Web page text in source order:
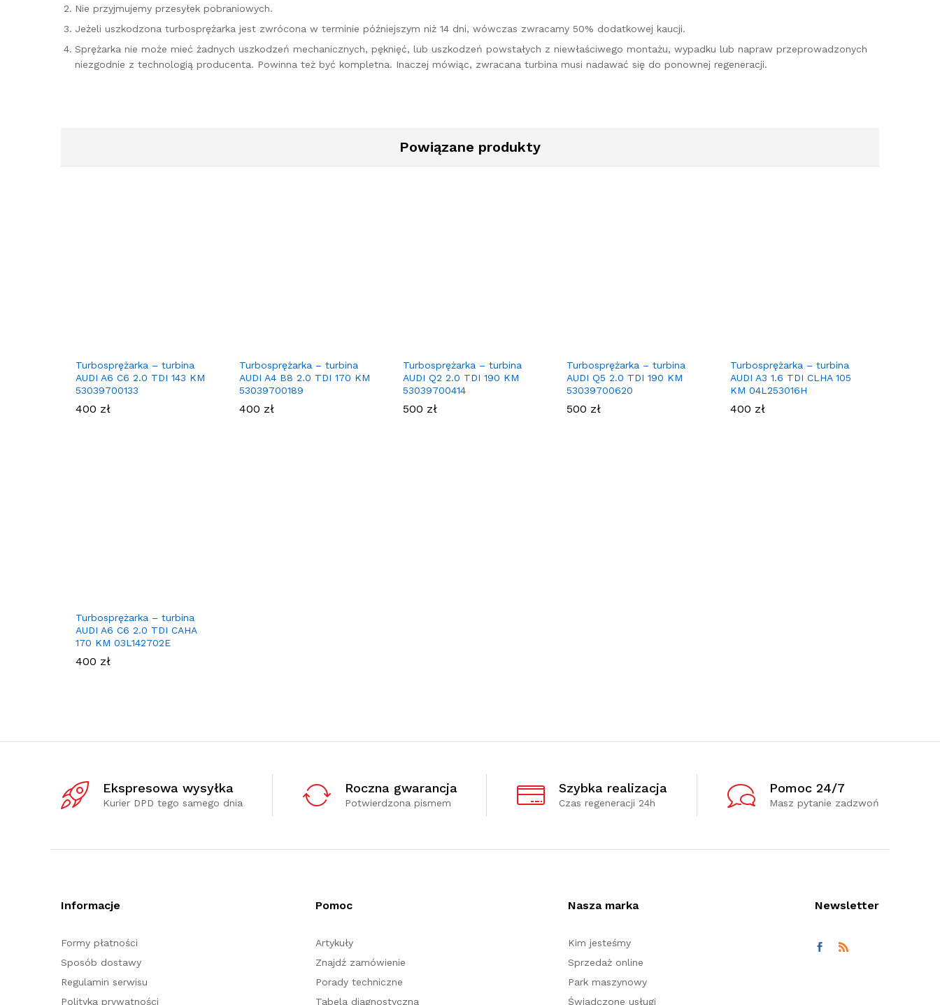
Nie przyjmujemy przesyłek pobraniowych.
Jeżeli uszkodzona turbosprężarka jest zwrócona w terminie późniejszym niż 14 dni, wówczas zwracamy 50% dodatkowej kaucji.
Sprężarka nie może mieć żadnych uszkodzeń mechanicznych, pęknięć, lub uszkodzeń powstałych z niewłaściwego montażu, wypadku lub napraw przeprowadzonych
niezgodnie z technologią producenta. Powinna też być kompletna. Inaczej mówiąc, zwracana turbina musi nadawać się do ponownej regeneracji.
Powiązane produkty
Turbosprężarka – turbina
AUDI A6 C6 2.0 TDI 143 KM
53039700133
400 zł
Turbosprężarka – turbina
AUDI A4 B8 2.0 TDI 170 KM
53039700189
400 zł
Turbosprężarka – turbina
AUDI Q2 2.0 TDI 190 KM
53039700414
500 zł
Turbosprężarka – turbina
AUDI Q5 2.0 TDI 190 KM
53039700620
500 zł
Turbosprężarka – turbina
AUDI A3 1.6 TDI CLHA 105
KM 04L253016H
400 zł
Turbosprężarka – turbina
AUDI A6 C6 2.0 TDI CAHA
170 KM 03L142702E
400 zł
Ekspresowa wysyłka
Kurier DPD tego samego dnia
Roczna gwarancja
Potwierdzona pismem
Szybka realizacja
Czas regeneracji 24h
Pomoc 24/7
Masz pytanie zadzwoń
Informacje
Formy płatności
Sposób dostawy
Regulamin serwisu
Polityka prywatności
Pomoc
Artykuły
Znajdź zamówienie
Porady techniczne
Tabela diagnostyczna
Nasza marka
Kim jesteśmy
Sprzedaż online
Park maszynowy
Świadczone usługi
Newsletter